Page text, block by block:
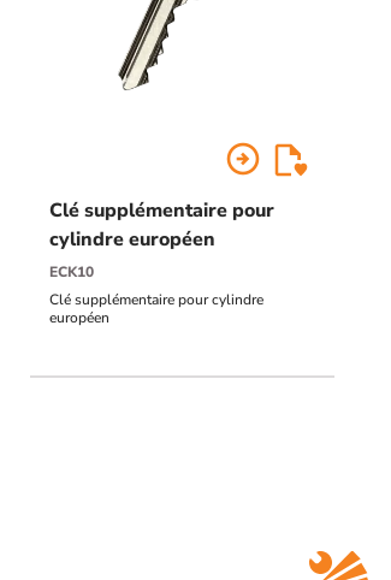
arrow_circle_right
Clé supplémentaire pour
cylindre européen
ECK10
Clé supplémentaire pour cylindre
européen